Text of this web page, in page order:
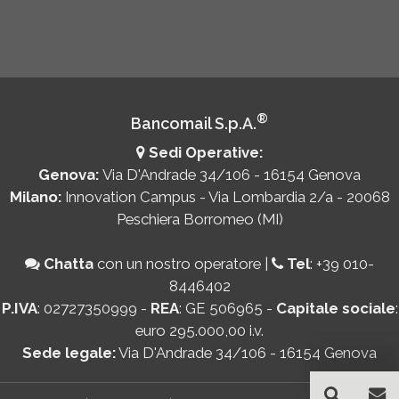
Bancomail S.p.A.®
Sedi Operative:
Genova: Via D'Andrade 34/106 - 16154 Genova
Milano: Innovation Campus - Via Lombardia 2/a - 20068
Peschiera Borromeo (MI)
Chatta con un nostro operatore | Tel: +39 010-
8446402
P.IVA: 02727350999 - REA: GE 506965 - Capitale sociale:
euro 295.000,00 i.v.
Sede legale:Via D'Andrade 34/106 - 16154 Genova